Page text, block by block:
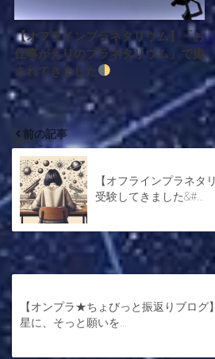
【オフラインプラネタリウム】「お
仕事がえりのプラネタリウム」で癒
されてきました
前の記事
【オフラインプラネタ
受験してきました&#…
【オンプラ★ちょびっと振返りブログ
星に、そっと願いを…